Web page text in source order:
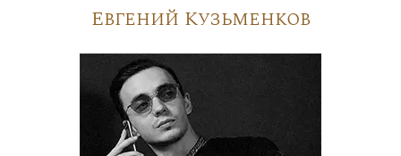
Евгений Кузьменков